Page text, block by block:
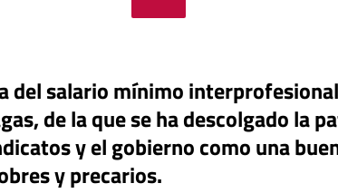
del salario mínimo
de la que se ha descolgado la
y el gobierno como una
y precarios.